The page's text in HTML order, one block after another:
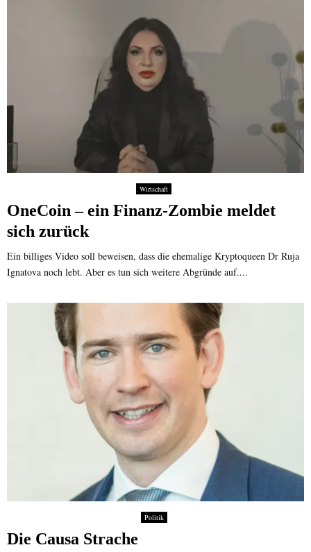
Wirtschaft
OneCoin – ein Finanz-Zombie meldet
sich zurück
Ein billiges Video soll beweisen, dass die ehemalige Kryptoqueen Dr Ruja
Ignatova noch lebt. Aber es tun sich weitere Abgründe auf....
Politik
Die Causa Strache